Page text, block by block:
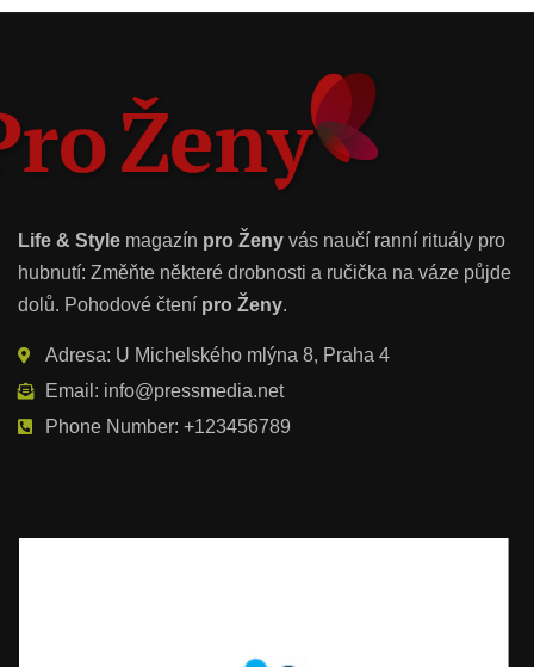
Life & Style magazín pro Ženy vás naučí ranní rituály pro
hubnutí: Změňte některé drobnosti a ručička na váze půjde
dolů. Pohodové čtení pro Ženy.
Adresa: U Michelského mlýna 8, Praha 4
Email: info@pressmedia.net
Phone Number: +123456789